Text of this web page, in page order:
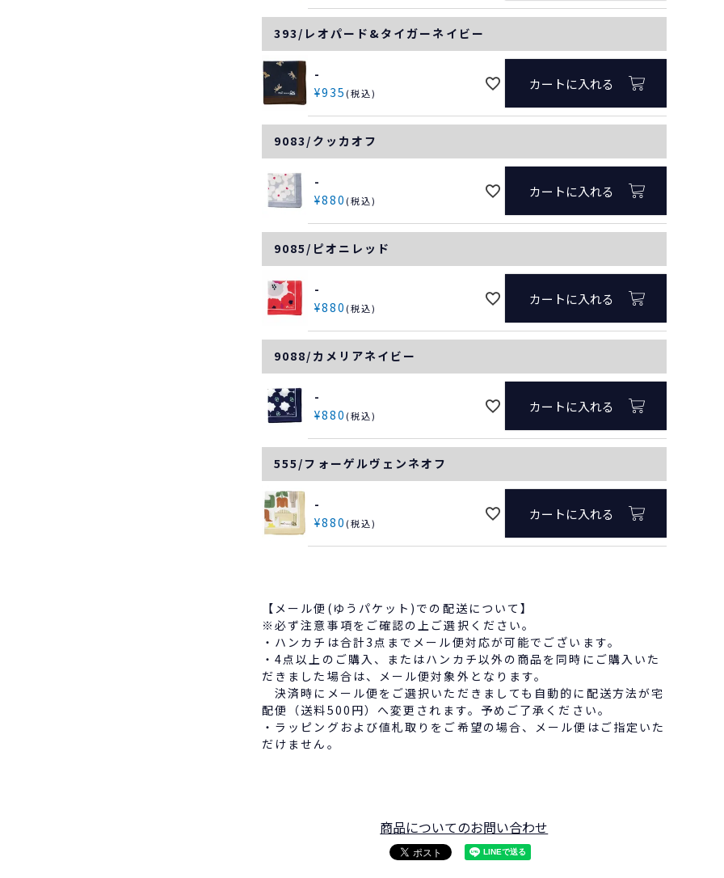
393/レオパード&タイガーネイビー
-
¥935 税込
カートに入れる
9083/クッカオフ
-
¥880 税込
カートに入れる
9085/ピオニレッド
-
¥880 税込
カートに入れる
9088/カメリアネイビー
-
¥880 税込
カートに入れる
555/フォーゲルヴェンネオフ
-
¥880 税込
カートに入れる
【メール便(ゆうパケット)での配送について】
※必ず注意事項をご確認の上ご選択ください。
・ハンカチは合計3点までメール便対応が可能でございます。
・4点以上のご購入、またはハンカチ以外の商品を同時にご購入いた
だきました場合は、メール便対象外となります。
決済時にメール便をご選択いただきましても自動的に配送方法が宅
配便（送料500円）へ変更されます。予めご了承ください。
・ラッピングおよび値札取りをご希望の場合、メール便はご指定いた
だけません。
商品についてのお問い合わせ